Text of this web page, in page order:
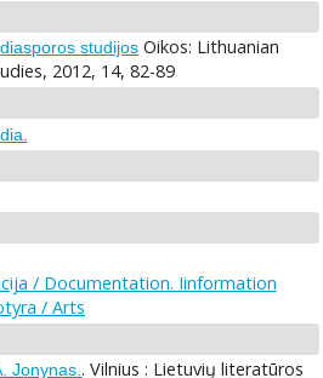
studijos Oikos: Lithuanian
2012, 14, 82-89
/ Documentation. Iinformation
/ Arts
Jonynas.. Vilnius : Lietuvių literatūros